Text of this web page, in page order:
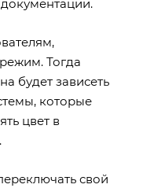
документации.
Тогда
будет зависеть
которые
цвет в
свой